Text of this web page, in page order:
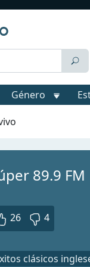
Género
89.9 FM
26 4
clásicos